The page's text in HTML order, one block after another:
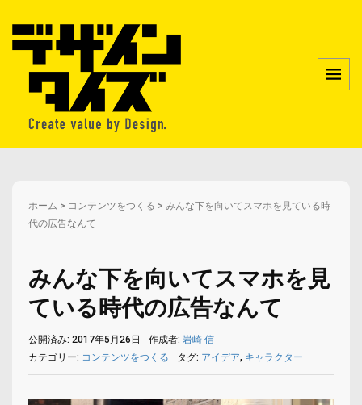
ホーム > コンテンツをつくる > みんな下を向いてスマホを見ている時
代の広告なんて
みんな下を向いてスマホを見
ている時代の広告なんて
公開済み: 2017年5月26日 作成者: 岩崎 信
カテゴリー: コンテンツをつくる タグ: アイデア, キャラクター